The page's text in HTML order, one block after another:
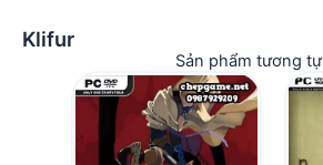
Klifur
Sản phẩm tương tự